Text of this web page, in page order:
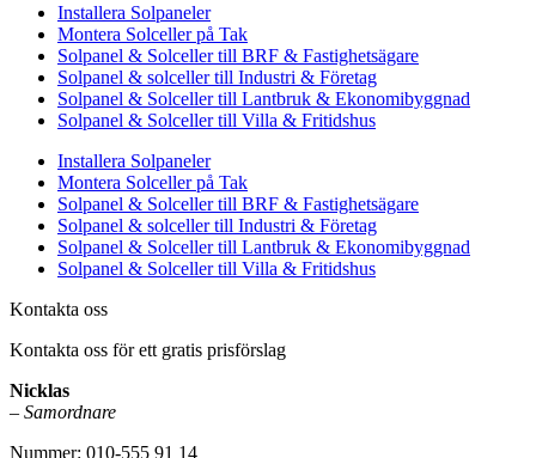
Installera Solpaneler
Montera Solceller på Tak
Solpanel & Solceller till BRF & Fastighetsägare
Solpanel & solceller till Industri & Företag
Solpanel & Solceller till Lantbruk & Ekonomibyggnad
Solpanel & Solceller till Villa & Fritidshus
Installera Solpaneler
Montera Solceller på Tak
Solpanel & Solceller till BRF & Fastighetsägare
Solpanel & solceller till Industri & Företag
Solpanel & Solceller till Lantbruk & Ekonomibyggnad
Solpanel & Solceller till Villa & Fritidshus
Kontakta oss
Kontakta oss för ett gratis prisförslag
Nicklas
– Samordnare
Nummer: 010-555 91 14